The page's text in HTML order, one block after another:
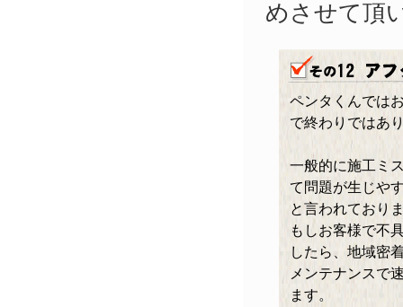
めさせて頂
ペンタくんでは
で終わりではあ
一般的に施工ミ
て問題が生じや
と言われており
もしお客様で不
したら、地域密
メンテナンスで
ます。